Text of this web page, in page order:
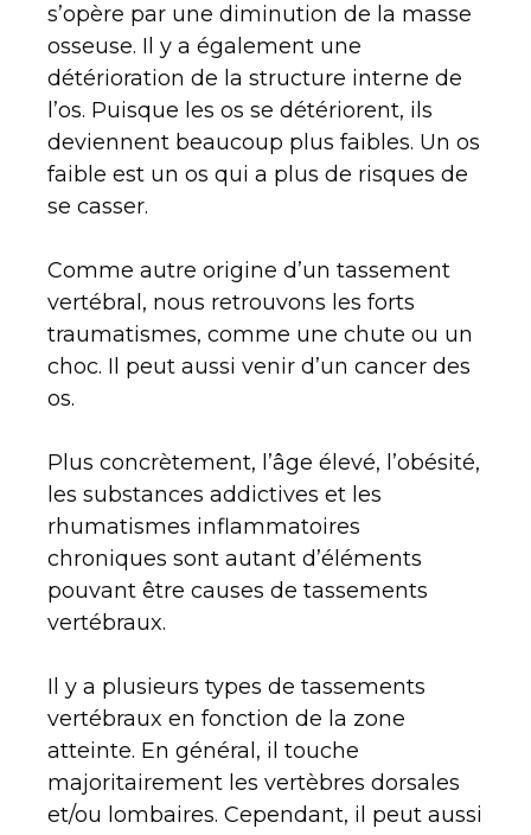
s’opère par une diminution de la masse
osseuse. Il y a également une
détérioration de la structure interne de
l’os. Puisque les os se détériorent, ils
deviennent beaucoup plus faibles. Un os
faible est un os qui a plus de risques de
se casser.
Comme autre origine d’un tassement
vertébral, nous retrouvons les forts
traumatismes, comme une chute ou un
choc. Il peut aussi venir d’un cancer des
os.
Plus concrètement, l’âge élevé, l’obésité,
les substances addictives et les
rhumatismes inflammatoires
chroniques sont autant d’éléments
pouvant être causes de tassements
vertébraux.
Il y a plusieurs types de tassements
vertébraux en fonction de la zone
atteinte. En général, il touche
majoritairement les vertèbres dorsales
et/ou lombaires. Cependant, il peut aussi